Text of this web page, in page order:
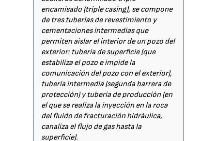
encamisado (triple casing), se compone
de tres tuberías de revestimiento y
cementaciones intermedias que
permiten aislar el interior de un pozo del
exterior: tubería de superficie (que
estabiliza el pozo e impide la
comunicación del pozo con el exterior),
tubería intermedia (segunda barrera de
protección) y tubería de producción (en
el que se realiza la inyección en la roca
del fluido de fracturación hidráulica,
canaliza el flujo de gas hasta la
superficie).